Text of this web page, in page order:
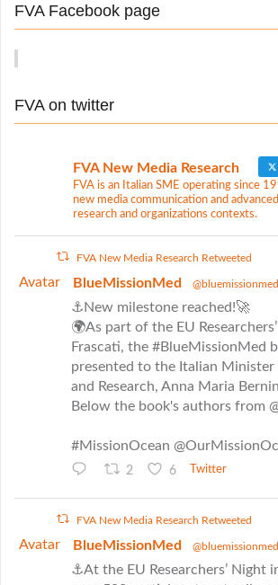
a
t
i
o
f
r
FVA Facebook page
FVA on twitter
FVA New Media Research
FVA is an Italian SME operating since
new media communication and
research and organizations contexts.
FVA New Media Research Retweeted
Avatar BlueMissionMed @bluemissionmed
⚓New milestone reached!🚀
🌍As part of the EU
Frascati, the #BlueMissionMed
presented to the Italian
and Research, Anna Maria
Below the book's authors from
#MissionOcean
2 6 Twitter
FVA New Media Research Retweeted
Avatar BlueMissionMed @bluemissionmed
⚓At the EU Researchers’ Night